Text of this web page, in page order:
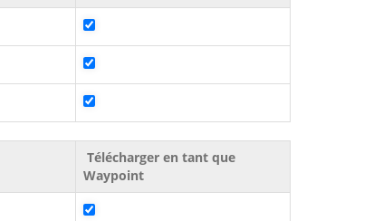
Télécharger en tant que
Waypoint